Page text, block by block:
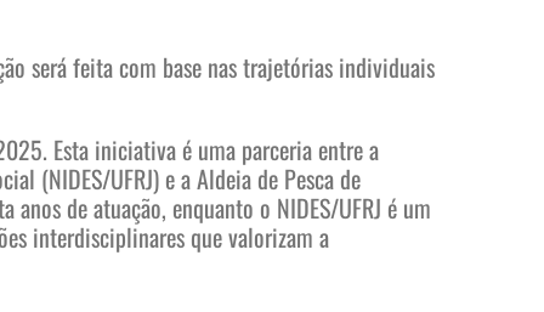
será feita com base nas trajetórias individuais
Esta iniciativa é uma parceria entre a
(NIDES/UFRJ) e a Aldeia de Pesca de
de atuação, enquanto o NIDES/UFRJ é um
interdisciplinares que valorizam a